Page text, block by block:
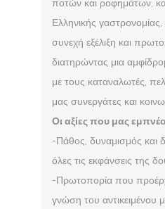
ποτών και ροφημάτων,
Ελληνικής γαστρονομίας,
συνεχή εξέλιξη και
διατηρώντας μια
με τους καταναλωτές,
μας συνεργάτες και
Οι αξίες που μας
-Πάθος, δυναμισμός και
όλες τις εκφάνσεις της
-Πρωτοπορία που
γνώση του αντικειμένου